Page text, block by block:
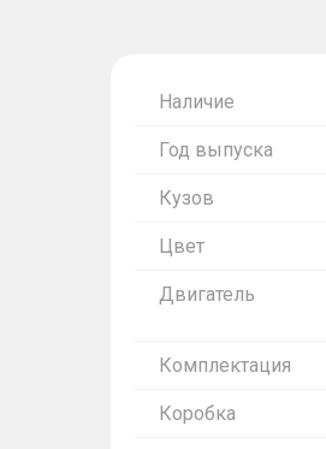
Наличие
Год выпуска
Кузов
Цвет
Двигатель
Комплектация
Коробка